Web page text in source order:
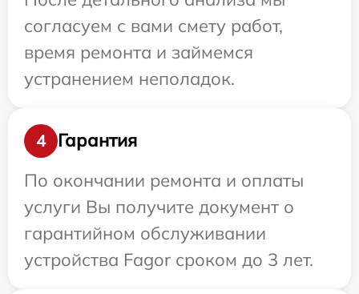
согласуем с вами смету работ,
время ремонта и займемся
устранением неполадок.
4
Гарантия
По окончании ремонта и оплаты
услуги Вы получите документ о
гарантийном обслуживании
устройства Fagor сроком до 3 лет.